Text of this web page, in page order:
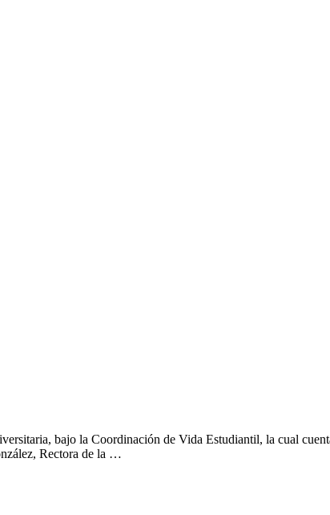
bajo la Coordinación de Vida Estudiantil, la cual
Rectora de la …